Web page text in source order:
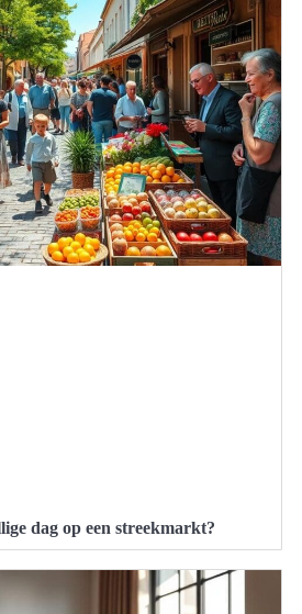
dag op een streekmarkt?